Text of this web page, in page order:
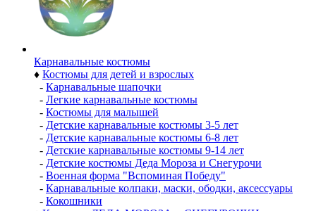
Карнавальные костюмы
♦ Костюмы для детей и взрослых
- Карнавальные шапочки
- Легкие карнавальные костюмы
- Костюмы для малышей
- Детские карнавальные костюмы 3-5 лет
- Детские карнавальные костюмы 6-8 лет
- Детские карнавальные костюмы 9-14 лет
- Детские костюмы Деда Мороза и Снегурочи
- Военная форма "Вспоминая Победу"
- Карнавальные колпаки, маски, ободки, аксессуары
- Кокошники